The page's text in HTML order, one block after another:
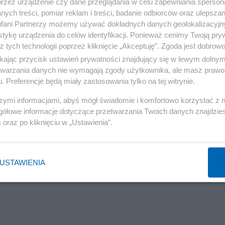
trafić do Trybunał Sprawiedliwości Unii
decyzji azylowej w sądzie węgierskim
treści, pomiar reklam i treści, badanie odbiorców oraz
Partnerzy możemy używać dokładnych danych
urządzenia do celów identyfikacji. Ponieważ cenimy Twoją
tych technologii poprzez kliknięcie „Akceptuję”. Zgoda jest
przycisk ustawień prywatności znajdujący się w lewym
danych nie wymagają zgody użytkownika, ale masz
Preferencje będą miały zastosowania tylko na tej witrynie.
informacjami, abyś mógł świadomie i komfortowo korzystać z
informacje dotyczące przetwarzania Twoich danych
oraz po kliknięciu w „Ustawienia”.
USTAWIENIA